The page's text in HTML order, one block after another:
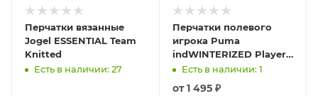
Перчатки вязанные
Jogel ESSENTIAL Team
Knitted
Есть в наличии: 27
Перчатки полевого
игрока Puma
indWINTERIZED Player
Glove
Есть в наличии: 1
от1 495 ₽